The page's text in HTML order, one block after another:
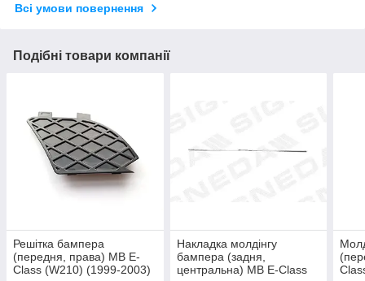
Всі умови повернення
Подібні товари компанії
Решітка бампера
(передня, права) MB E-
Class (W210) (1999-2003)
Накладка молдінгу
бампера (задня,
центральна) MB E-Class